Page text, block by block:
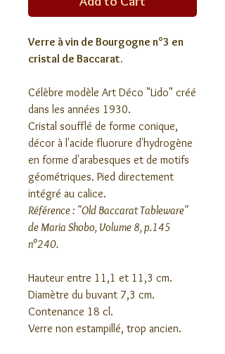
Verre à vin de Bourgogne n°3 en
cristal de Baccarat.
Célèbre modèle Art Déco "Lido" créé
dans les années 1930.
Cristal soufflé de forme conique,
décor à l'acide fluorure d'hydrogène
en forme d'arabesques et de motifs
géométriques. Pied directement
intégré au calice.
Référence : "Old Baccarat Tableware"
de Maria Shobo, Volume 8, p.145
n°240.
Hauteur entre 11,1 et 11,3 cm.
Diamètre du buvant 7,3 cm.
Contenance 18 cl.
Verre non estampillé, trop ancien.